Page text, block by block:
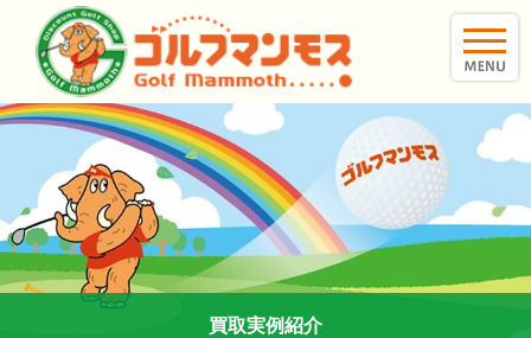
買取実例紹介